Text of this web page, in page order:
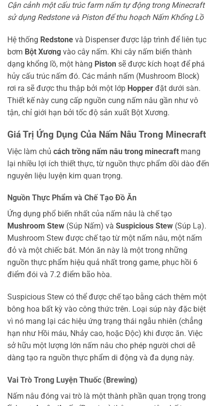
Cận cảnh một cấu trúc farm nấm tự động trong Minecraft
sử dụng Redstone và Piston để thu hoạch Nấm Khổng Lồ
Hệ thống Redstone và Dispenser được lập trình để liên tục
bơm Bột Xương vào cây nấm. Khi cây nấm biến thành
dạng khổng lồ, một hàng Piston sẽ được kích hoạt để phá
hủy cấu trúc nấm đó. Các mảnh nấm (Mushroom Block)
rơi ra sẽ được thu thập bởi một lớp Hopper đặt dưới sàn.
Thiết kế này cung cấp nguồn cung nấm nâu gần như vô
tận, chỉ giới hạn bởi tốc độ sản xuất Bột Xương.
Giá Trị Ứng Dụng Của Nấm Nâu Trong Minecraft
Việc làm chủ cách trồng nấm nâu trong minecraft mang
lại nhiều lợi ích thiết thực, từ nguồn thực phẩm dồi dào đến
nguyên liệu luyện kim quan trọng.
Nguồn Thực Phẩm và Chế Tạo Đồ Ăn
Ứng dụng phổ biến nhất của nấm nâu là chế tạo
Mushroom Stew (Súp Nấm) và Suspicious Stew (Súp Lạ).
Mushroom Stew được chế tạo từ một nấm nâu, một nấm
đỏ và một chiếc bát. Món ăn này là một trong những
nguồn thực phẩm hiệu quả nhất trong game, phục hồi 6
điểm đói và 7.2 điểm bão hòa.
Suspicious Stew có thể được chế tạo bằng cách thêm một
bông hoa bất kỳ vào công thức trên. Loại súp này đặc biệt
vì nó mang lại các hiệu ứng trạng thái ngẫu nhiên (chẳng
hạn như Hồi máu, Nhảy cao, hoặc Độc) khi được ăn. Việc
sở hữu một lượng lớn nấm nâu cho phép người chơi dễ
dàng tạo ra nguồn thực phẩm di động và đa dụng này.
Vai Trò Trong Luyện Thuốc (Brewing)
Nấm nâu đóng vai trò là một thành phần quan trọng trong